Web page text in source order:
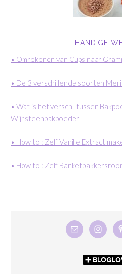
HANDIGE
• Omrekenen van Cups naar
• De 3 verschillende soorten
• Wat is het verschil tussen
Wijnsteenbakpoeder
• How to : Zelf Vanille Extract
• How to : Zelf